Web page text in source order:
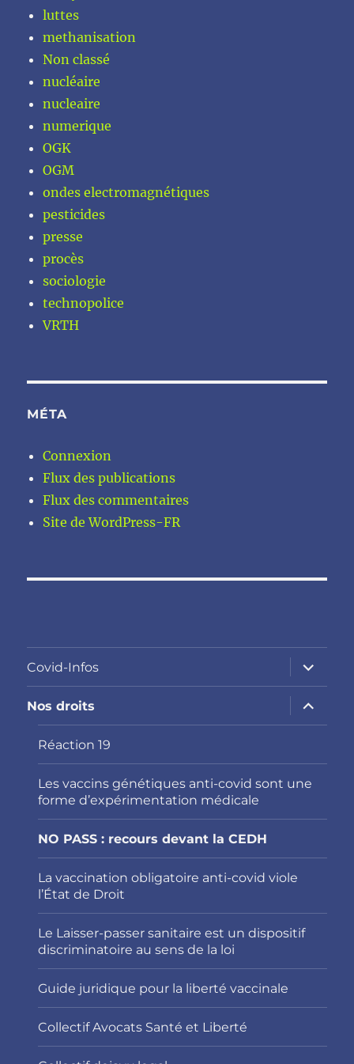
luttes
methanisation
Non classé
nucléaire
nucleaire
numerique
OGK
OGM
ondes electromagnétiques
pesticides
presse
procès
sociologie
technopolice
VRTH
MÉTA
Connexion
Flux des publications
Flux des commentaires
Site de WordPress-FR
Covid-Infos
ouvrir
le
sous-
menu
Nos droits
ouvrir
le
sous-
Réaction 19
Les vaccins génétiques anti-covid sont une
forme d’expérimentation médicale
NO PASS : recours devant la CEDH
La vaccination obligatoire anti-covid viole
l’État de Droit
Le Laisser-passer sanitaire est un dispositif
discriminatoire au sens de la loi
Guide juridique pour la liberté vaccinale
Collectif Avocats Santé et Liberté